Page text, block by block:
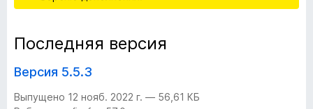
f
x
и
й
Последняя версия
Версия 5.5.3
Выпущено 12 нояб. 2022 г. — 56,61 КБ